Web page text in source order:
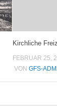
Kirchliche
FEBRUAR 25,
VON GFS-